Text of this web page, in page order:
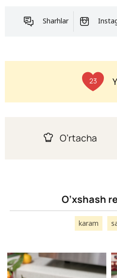
Sharhlar
23
O’rtacha
O’xshash
karam